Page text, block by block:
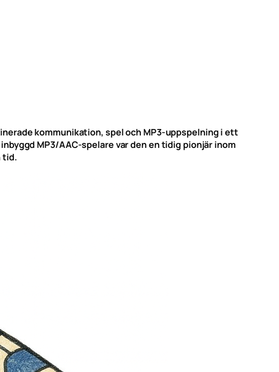
kommunikation, spel och MP3-uppspelning i ett
MP3/AAC-spelare var den en tidig pionjär inom
tid.